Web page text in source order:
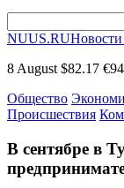
NUUS.RU
8 August $82.17
Общество
Происшествия
В сентябре в